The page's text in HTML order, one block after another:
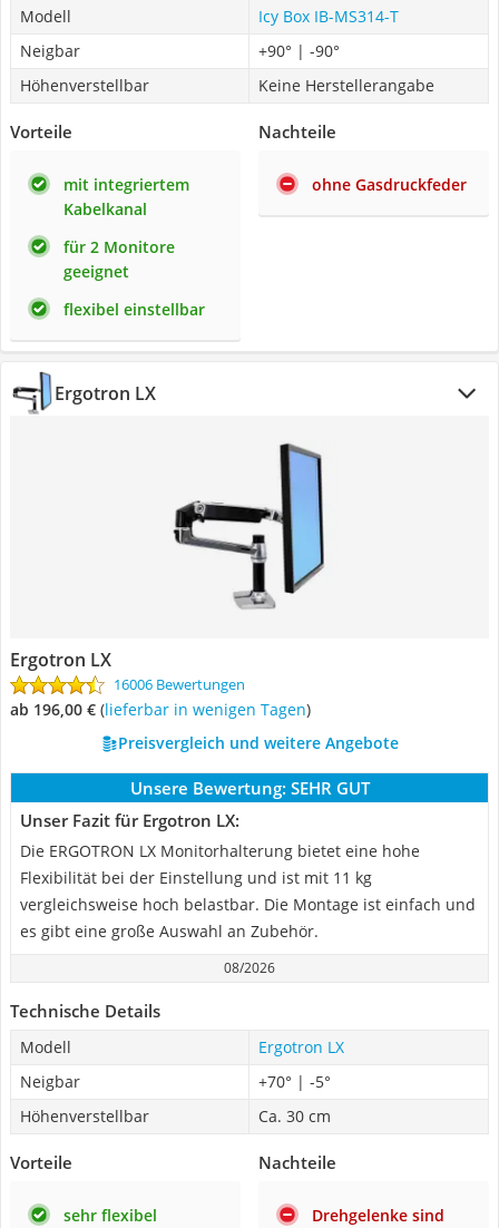
Modell
Icy Box IB-MS314-T
Neigbar
+90° | -90°
Höhenverstellbar
Keine Herstellerangabe
Vorteile
mit integriertem
Kabelkanal
für 2 Monitore
geeignet
flexibel einstellbar
Nachteile
ohne Gasdruckfeder
Ergotron LX
Ergotron LX
16006 Bewertungen
ab 196,00 € ( Lieferbar in wenigen Tagen)
Preisvergleich und weitere Angebote
Unsere Bewertung: SEHR GUT
Unser Fazit für Ergotron LX:
Die ERGOTRON LX Monitorhalterung bietet eine hohe
Flexibilität bei der Einstellung und ist mit 11 kg
vergleichsweise hoch belastbar. Die Montage ist einfach und
es gibt eine große Auswahl an Zubehör.
08/2026
Technische Details
Modell
Ergotron LX
Neigbar
+70° | -5°
Höhenverstellbar
Ca. 30 cm
Vorteile
sehr flexibel
Nachteile
Drehgelenke sind